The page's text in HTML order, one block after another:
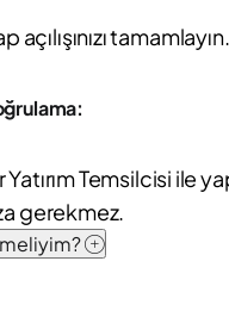
tamamlayın.
Yatırım Temsilcisi
gerekmez.